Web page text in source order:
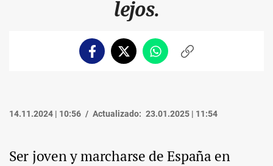
lejos.
FacebookTwitterWhatsappCopiar
14.11.2024 | 10:56 Actualizado: 23.01.2025 | 11:54
Ser joven y marcharse de España en